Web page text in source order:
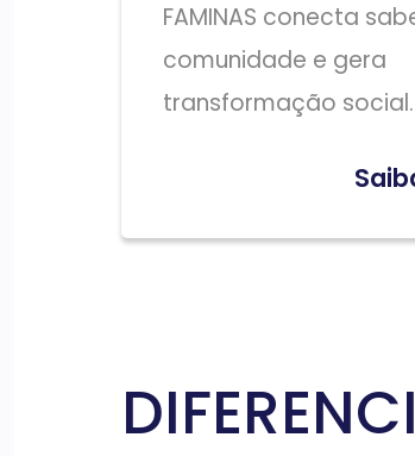
FAMINAS conecta
comunidade e gera
transformação social.